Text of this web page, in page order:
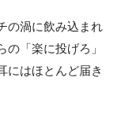
の渦に飲み込まれ
「楽に投げろ」
にはほとんど届き